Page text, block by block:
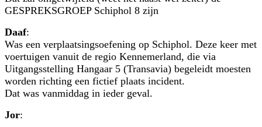
GESPREKSGROEP Schiphol 8 zijn
Daaf:
Was een verplaatsingsoefening op Schiphol. Deze keer met
voertuigen vanuit de regio Kennemerland, die via
Uitgangsstelling Hangaar 5 (Transavia) begeleidt moesten
worden richting een fictief plaats incident.
Dat was vanmiddag in ieder geval.
Jor: